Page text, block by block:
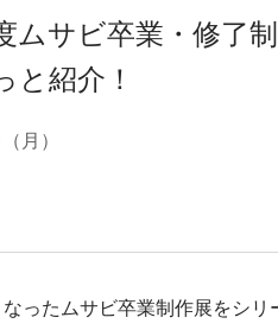
ムサビ卒業・修了
と紹介！
月）
ったムサビ卒業制作展をシリ